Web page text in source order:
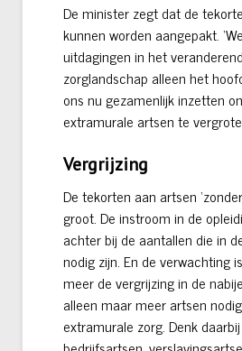
De minister zegt dat de
kunnen worden aangepakt.
uitdagingen in het
zorglandschap alleen het
ons nu gezamenlijk inzetten
extramurale artsen te
Vergrijzing
De tekorten aan artsen
groot. De instroom in de
achter bij de aantallen die in
nodig zijn. En de verwachting
meer de vergrijzing in de
alleen maar meer artsen
extramurale zorg. Denk